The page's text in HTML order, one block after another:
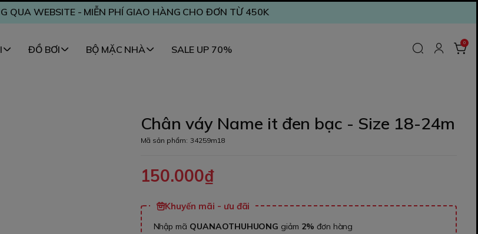
QUA WEBSITE - MIỄN PHÍ GIAO HÀNG CHO ĐƠN TỪ 450K
ĐỒ BƠI BỘ MẶC NHÀ SALE UP 70%
0
Chân váy Name it đen bạc - Size 18-24m
Mã sản phẩm: 34259m18
150.000₫
Khuyến mãi - ưu đãi
Nhập mã QUANAOTHUHUONG giảm 2% đơn hàng